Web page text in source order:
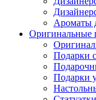
Ароматы
Оригинальные
Подарки
Подарки